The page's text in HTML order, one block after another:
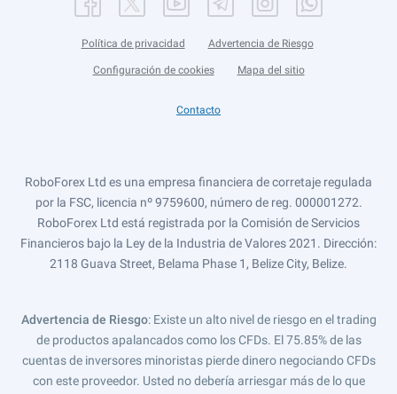
Política de privacidad Advertencia de Riesgo
Configuración de cookies Mapa del sitio
Contacto
RoboForex Ltd es una empresa financiera de corretaje regulada
por la FSC, licencia nº 9759600, número de reg. 000001272.
RoboForex Ltd está registrada por la Comisión de Servicios
Financieros bajo la Ley de la Industria de Valores 2021. Dirección:
2118 Guava Street, Belama Phase 1, Belize City, Belize.
Advertencia de Riesgo: Existe un alto nivel de riesgo en el trading
de productos apalancados como los CFDs. El 75.85% de las
cuentas de inversores minoristas pierde dinero negociando CFDs
con este proveedor. Usted no debería arriesgar más de lo que